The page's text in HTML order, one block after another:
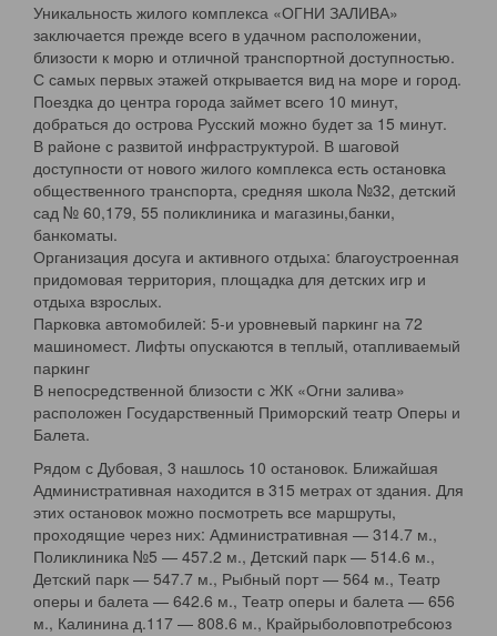
Уникальность жилого комплекса «ОГНИ ЗАЛИВА»
заключается прежде всего в удачном расположении,
близости к морю и отличной транспортной доступностью.
С самых первых этажей открывается вид на море и город.
Поездка до центра города займет всего 10 минут,
добраться до острова Русский можно будет за 15 минут.
В районе с развитой инфраструктурой. В шаговой
доступности от нового жилого комплекса есть остановка
общественного транспорта, средняя школа №32, детский
сад № 60,179, 55 поликлиника и магазины,банки,
банкоматы.
Организация досуга и активного отдыха: благоустроенная
придомовая территория, площадка для детских игр и
отдыха взрослых.
Парковка автомобилей: 5-и уровневый паркинг на 72
машиномест. Лифты опускаются в теплый, отапливаемый
паркинг
В непосредственной близости с ЖК «Огни залива»
расположен Государственный Приморский театр Оперы и
Балета.
Рядом с Дубовая, 3 нашлось 10 остановок. Ближайшая
Административная находится в 315 метрах от здания. Для
этих остановок можно посмотреть все маршруты,
проходящие через них: Административная — 314.7 м.,
Поликлиника №5 — 457.2 м., Детский парк — 514.6 м.,
Детский парк — 547.7 м., Рыбный порт — 564 м., Театр
оперы и балета — 642.6 м., Театр оперы и балета — 656
м., Калинина д.117 — 808.6 м., Крайрыболовпотребсоюз